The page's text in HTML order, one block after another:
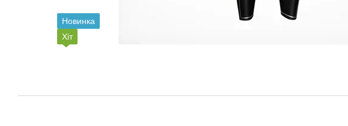
Новинка
Хіт